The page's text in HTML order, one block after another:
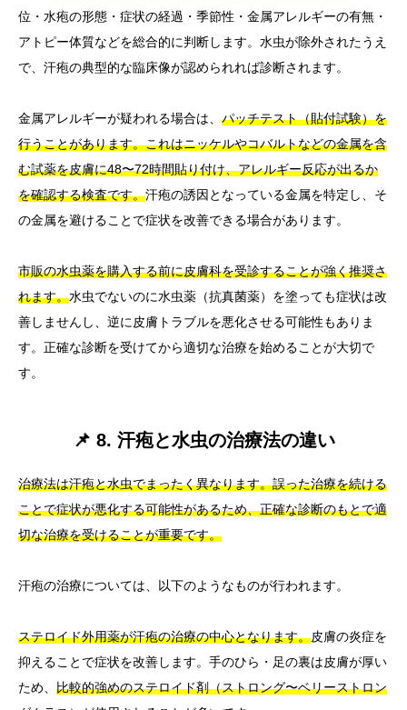
位・水疱の形態・症状の経過・季節性・金属アレルギーの有無・
アトピー体質などを総合的に判断します。水虫が除外されたうえ
で、汗疱の典型的な臨床像が認められれば診断されます。
金属アレルギーが疑われる場合は、 パッチテスト（貼付試験）を
行うことがあります。これはニッケルやコバルトなどの金属を含
む試薬を皮膚に48〜72時間貼り付け、アレルギー反応が出るか
を確認する検査です。汗疱の誘因となっている金属を特定し、そ
の金属を避けることで症状を改善できる場合があります。
市販の水虫薬を購入する前に皮膚科を受診することが強く推奨さ
れます。水虫でないのに水虫薬（抗真菌薬）を塗っても症状は改
善しませんし、逆に皮膚トラブルを悪化させる可能性もありま
す。正確な診断を受けてから適切な治療を始めることが大切で
す。
📌 8. 汗疱と水虫の治療法の違い
治療法は汗疱と水虫でまったく異なります。誤った治療を続ける
ことで症状が悪化する可能性があるため、正確な診断のもとで適
切な治療を受けることが重要です。
汗疱の治療については、以下のようなものが行われます。
ステロイド外用薬が汗疱の治療の中心となります。皮膚の炎症を
抑えることで症状を改善します。手のひら・足の裏は皮膚が厚い
ため、 比較的強めのステロイド剤（ストロング〜ベリーストロン